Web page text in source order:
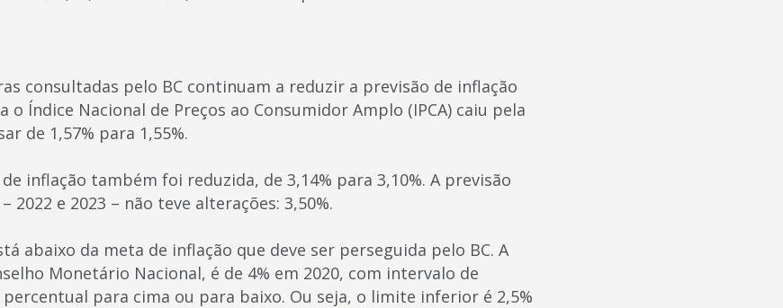
consultadas pelo BC continuam a reduzir a previsão de inflação
o Índice Nacional de Preços ao Consumidor Amplo (IPCA) caiu pela
de 1,57% para 1,55%.
inflação também foi reduzida, de 3,14% para 3,10%. A previsão
2022 e 2023 – não teve alterações: 3,50%.
abaixo da meta de inflação que deve ser perseguida pelo BC. A
Monetário Nacional, é de 4% em 2020, com intervalo de
para cima ou para baixo. Ou seja, o limite inferior é 2,5%